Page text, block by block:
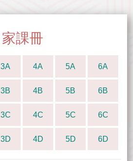
家課冊
3A 4A 5A 6A
3B 4B 5B 6B
3C 4C 5C 6C
3D 4D 5D 6D